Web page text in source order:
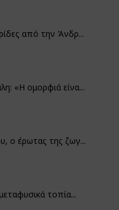
από την Άνδρ...
«Η ομορφιά είνα...
ο έρωτας της ζωγ...
τοπία...